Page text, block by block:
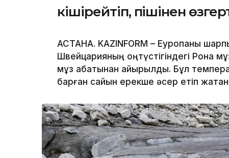
кішірейтіп, пішінен
АСТАНА. KAZINFORM – Еуропаны
Швейцарияның оңтүстігіндегі Рона
мұз қабатынан айырылды. Бұл
барған сайын ерекше әсер етіп